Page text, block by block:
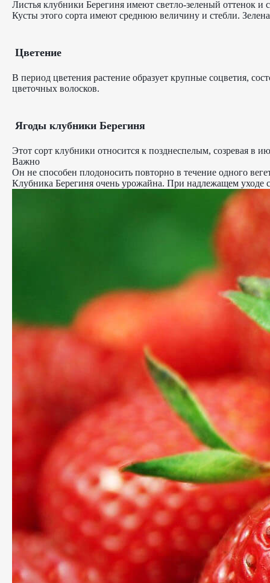
Листья клубники Берегиня имеют светло-зеленый оттенок
Кусты этого сорта имеют среднюю величину и стебли.
Цветение
В период цветения растение образует крупные соцветия,
цветочных волосков.
Ягоды клубники Берегиня
Этот сорт клубники относится к позднеспелым, созревая в
Важно
Он не способен плодоносить повторно в течение одного
Клубника Берегиня очень урожайна. При надлежащем уходе